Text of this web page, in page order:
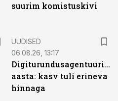
suurim komistuskivi
UUDISED
06.08.26, 13:17
Digiturundusagentuuride
aasta: kasv tuli erineva
hinnaga